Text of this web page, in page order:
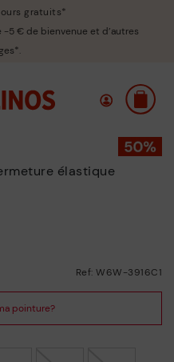
gratuits*
5 € de bienvenue et d’autres
Ref: W6W-3916C1